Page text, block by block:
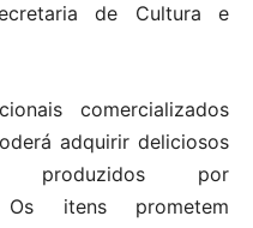
de Cultura e
comercializados
adquirir deliciosos
produzidos por
Os itens prometem